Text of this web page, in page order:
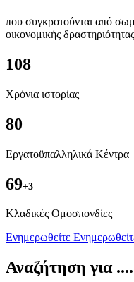
που συγκροτούνται από
οικονομικής δραστηριότητας
108
Χρόνια ιστορίας
80
Εργατοϋπαλληλικά Κέντρα
69+3
Kλαδικές Ομοσπονδίες
Ενημερωθείτε
Αναζήτηση για ....